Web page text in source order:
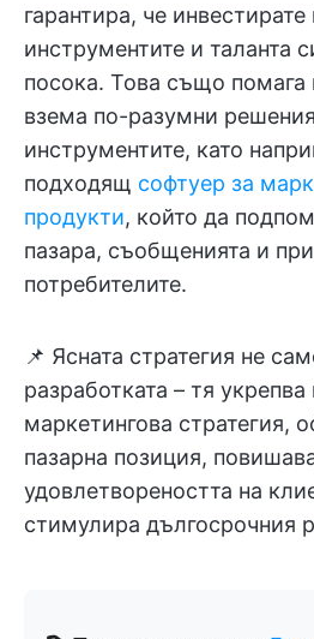
гарантира, че
инструментите и таланта
посока. Това също помага
взема по-разумни
инструментите, като
подходящ софтуер за
продукти, който да
пазара, съобщенията и
потребителите.
📌 Ясната стратегия не
разработката – тя укрепва
маркетингова стратегия,
пазарна позиция,
удовлетвореността на
стимулира дългосрочния